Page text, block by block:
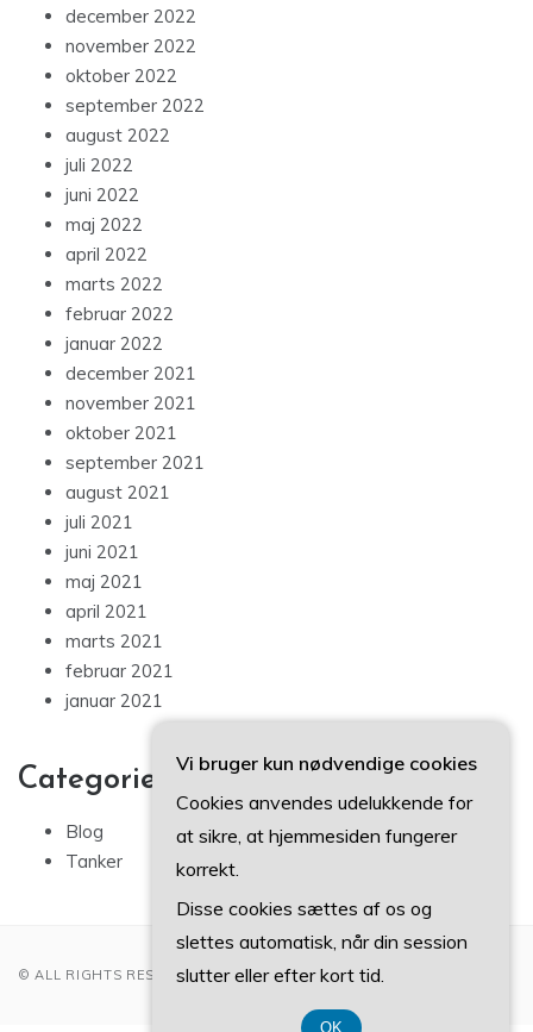
december 2022
november 2022
oktober 2022
september 2022
august 2022
juli 2022
juni 2022
maj 2022
april 2022
marts 2022
februar 2022
januar 2022
december 2021
november 2021
oktober 2021
september 2021
august 2021
juli 2021
juni 2021
maj 2021
april 2021
marts 2021
februar 2021
januar 2021
Categories
Blog
Tanker
© ALL RIGHTS RESERVED 2022
Vi bruger kun nødvendige cookies
Cookies anvendes udelukkende for
at sikre, at hjemmesiden fungerer
korrekt.
Disse cookies sættes af os og
slettes automatisk, når din session
slutter eller efter kort tid.
OK